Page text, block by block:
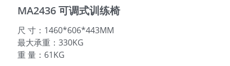
MA2436 可调式训练椅
尺 寸：1460*606*443MM
最大承重：330KG
重 量：61KG